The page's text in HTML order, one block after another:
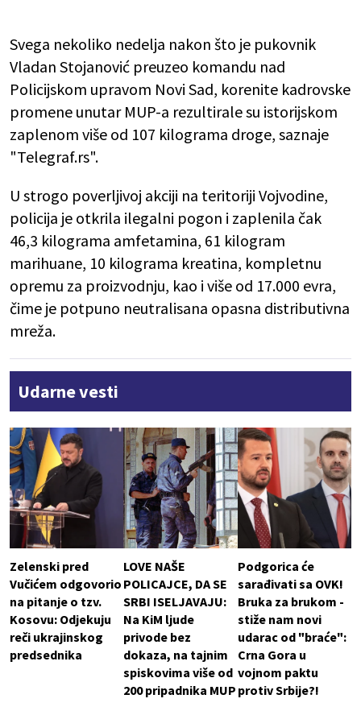
Svega nekoliko nedelja nakon što je pukovnik
Vladan Stojanović preuzeo komandu nad
Policijskom upravom Novi Sad, korenite kadrovske
promene unutar MUP-a rezultirale su istorijskom
zaplenom više od 107 kilograma droge, saznaje
"Telegraf.rs".
U strogo poverljivoj akciji na teritoriji Vojvodine,
policija je otkrila ilegalni pogon i zaplenila čak
46,3 kilograma amfetamina, 61 kilogram
marihuane, 10 kilograma kreatina, kompletnu
opremu za proizvodnju, kao i više od 17.000 evra,
čime je potpuno neutralisana opasna distributivna
mreža.
Udarne vesti
Zelenski pred
Vučićem odgovorio
na pitanje o tzv.
Kosovu: Odjekuju
reči ukrajinskog
predsednika
LOVE NAŠE
POLICAJCE, DA SE
SRBI ISELJAVAJU:
Na KiM ljude
privode bez
dokaza, na tajnim
spiskovima više od
200 pripadnika MUP
Podgorica će
sarađivati sa OVK!
Bruka za brukom -
stiže nam novi
udarac od "braće":
Crna Gora u
vojnom paktu
protiv Srbije?!